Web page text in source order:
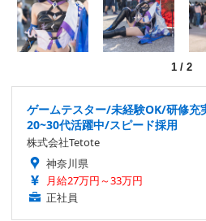
1 / 2
ゲームテスター/未経験OK/研修
20~30代活躍中/スピード採用
株式会社Tetote
神奈川県
月給27万円～33万円
正社員